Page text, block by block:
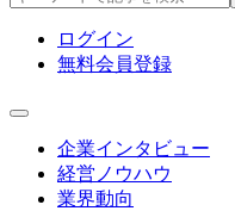
ログイン
無料会員登録
企業インタビュー
経営ノウハウ
業界動向